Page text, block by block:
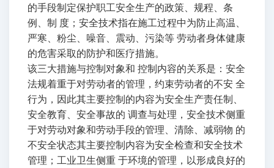
的手段制定保护职工安全生产的政策、规程、条
例、制 度；安全技术指在施工过程中为防止高温、
严寒、粉尘、噪音、震动、污染等 劳动者身体健康
的危害采取的防护和医疗措施。
该三大措施与控制对象和 控制内容的关系是：安全
法规着重于对劳动者的管理，约束劳动者的不安 全
行为，因此其主要控制的内容为安全生产责任制、
安全教育、安全事故的 调查与处理，安全技术侧重
于对劳动对象和劳动手段的管理、清除、减弱物 的
不安全状态其主要控制内容为安全检查和安全技术
管理；工业卫生侧重 于环境的管理，以形成良好的